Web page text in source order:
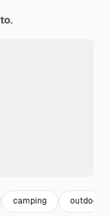
camping outdoor